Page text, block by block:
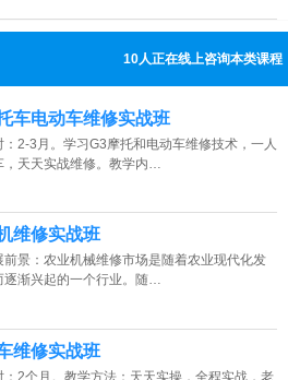
10人正在线上咨询本类课程
13807313137
车电动车维修实战班
：2-3月。学习G3摩托和电动车维修技术，一人
，天天实战维修。教学内…
维修实战班
前景：农业机械维修市场是随着农业现代化发
逐渐兴起的一个行业。随…
维修实战班
：2个月。教学方法：天天实操，全程实战，老